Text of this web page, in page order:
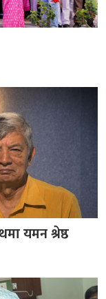
यमन श्रेष्ठ